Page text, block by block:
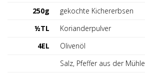
250g
gekochte Kichererbsen
½TL
Korianderpulver
4EL
Olivenöl
Salz, Pfeffer aus der Mühle